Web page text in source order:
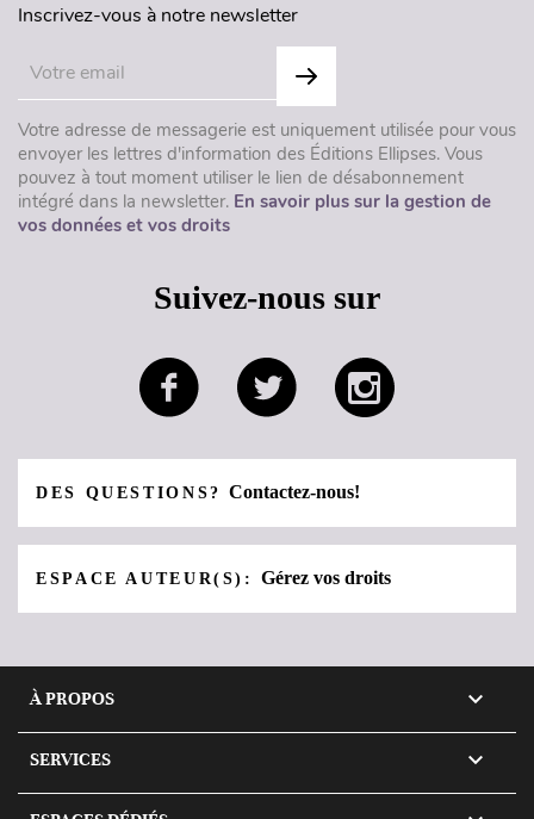
Inscrivez-vous à notre newsletter
Votre adresse de messagerie est uniquement utilisée pour vous
envoyer les lettres d'information des Éditions Ellipses. Vous
pouvez à tout moment utiliser le lien de désabonnement
intégré dans la newsletter. En savoir plus sur la gestion de
vos données et vos droits
Suivez-nous sur
DES QUESTIONS?Contactez-nous!
ESPACE AUTEUR(S):Gérez vos droits
À PROPOS 
SERVICES 